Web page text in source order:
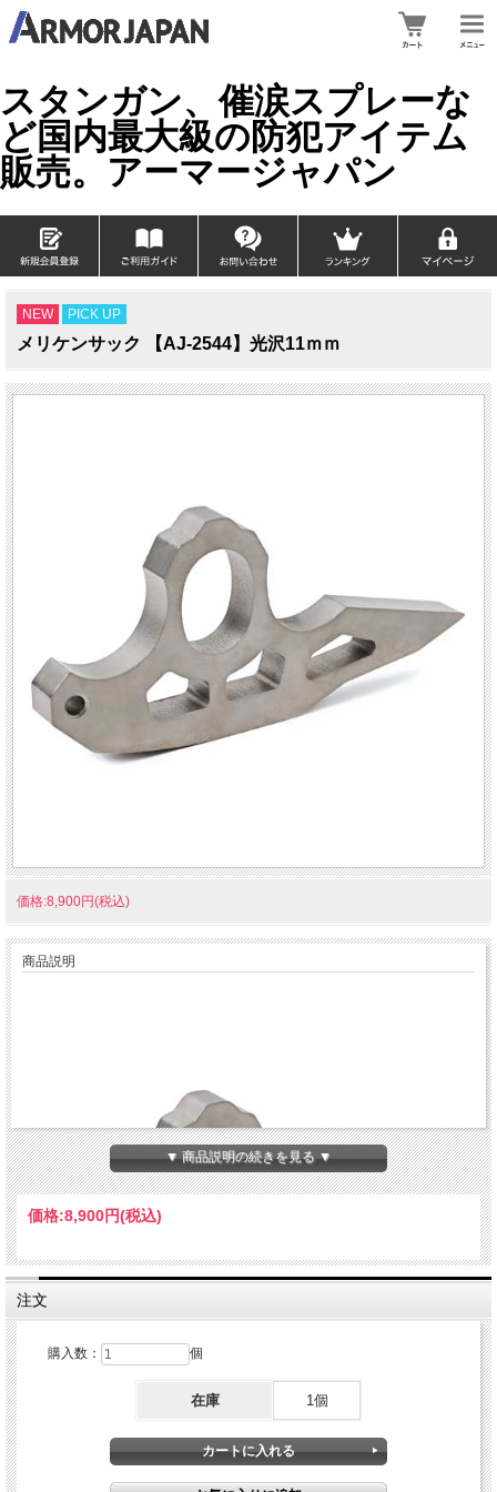
スタンガン、催涙スプレーな
ど国内最大級の防犯アイテム
販売。アーマージャパン
NEW PICK UP
メリケンサック 【AJ-2544】光沢11ｍｍ
価格:8,900円(税込)
商品説明
▼ 商品説明の続きを見る ▼
価格:8,900円(税込)
注文
購入数： 個
在庫 1個